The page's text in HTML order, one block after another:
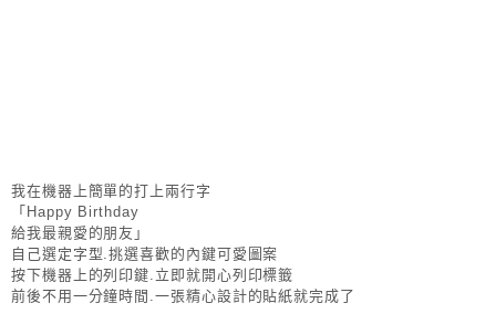
我在機器上簡單的打上兩行字
「Happy Birthday
給我最親愛的朋友」
自己選定字型.挑選喜歡的內鍵可愛圖案
按下機器上的列印鍵.立即就開心列印標籤
前後不用一分鐘時間.一張精心設計的貼紙就完成了